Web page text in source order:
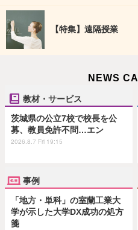
【特集】遠隔授業
NEWS
教材・サービス
茨城県の公立7校で校長を公
募、教員免許不問…エン
2026.8.7 Fri 19:15
事例
「地方・単科」の室蘭工業大
学が示した大学DX成功の処方
箋